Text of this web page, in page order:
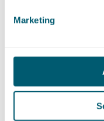
Marketing
april (11)
december (15)